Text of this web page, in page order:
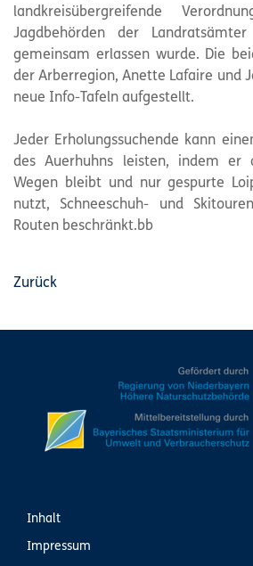
landkreisübergreifende
Jagdbehörden der
gemeinsam erlassen wurde. Die
der Arberregion, Anette Lafaire und
neue Info-Tafeln aufgestellt.
Jeder Erholungssuchende kann
des Auerhuhns leisten, indem er
Wegen bleibt und nur gespurte
nutzt, Schneeschuh- und
Routen beschränkt.bb
Zurück
Inhalt
Impressum